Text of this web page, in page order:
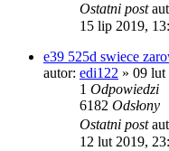
Ostatni post
15 lip 2019,
e39 525d swiece
autor: edi122 » 09 lut
1 Odpowiedzi
6182 Odsłony
Ostatni post
12 lut 2019,